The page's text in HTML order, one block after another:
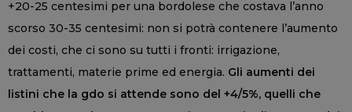
+20-25 centesimi per una bordolese che costava l’anno
scorso 30-35 centesimi: non si potrà contenere l’aumento
dei costi, che ci sono su tutti i fronti: irrigazione,
trattamenti, materie prime ed energia. Gli aumenti dei
listini che la gdo si attende sono del +4/5%, quelli che